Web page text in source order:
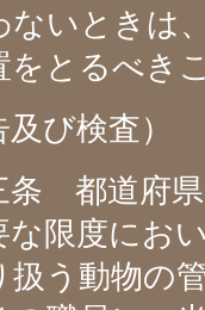
ないときは
をとるべき
及び検査）
条 都道府県
限度におい
扱う動物の